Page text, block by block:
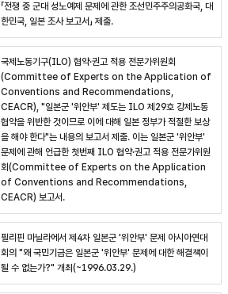
「전쟁 중 군대 성노예제 문제에 관한 조선민주주의공화국, 대
한민국, 일본 조사 보고서」 제출.
국제노동기구(ILO) 협약·권고 적용 전문가위원회
(Committee of Experts on the Application of
Conventions and Recommendations,
CEACR), "일본군 '위안부' 제도는 ILO 제29호 강제노동
협약을 위반한 것이므로 이에 대해 일본 정부가 적절한 보상
을 해야 한다"는 내용의 보고서 제출. 이는 일본군 '위안부'
문제에 관해 언급한 첫번째 ILO 협약·권고 적용 전문가위원
회(Committee of Experts on the Application
of Conventions and Recommendations,
CEACR) 보고서.
필리핀 마닐라에서 제4차 일본군 '위안부' 문제 아시아연대
회의 "왜 국민기금은 일본군 '위안부' 문제에 대한 해결책이
될 수 없는가?" 개최(~1996.03.29.)